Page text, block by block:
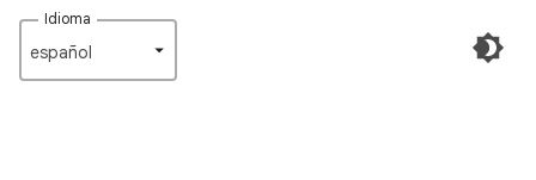
Idioma
español‎